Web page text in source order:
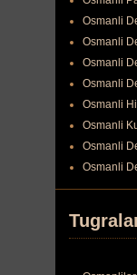
Osmanli
Osmanli
Osmanli
Osmanli
Osmanli
Osmanli
Osmanli
Osmanli